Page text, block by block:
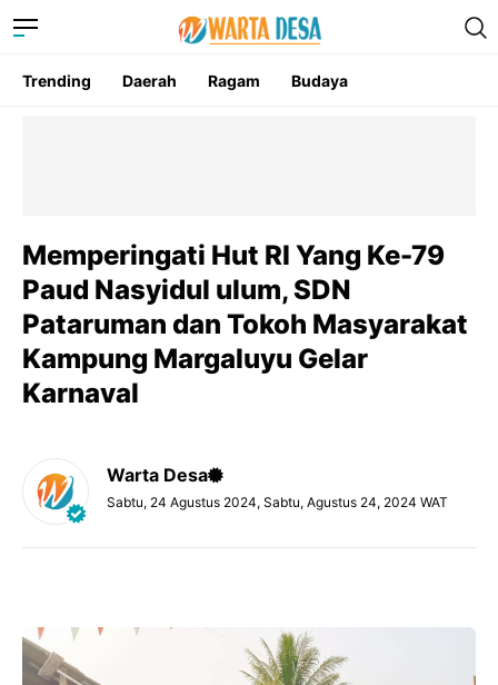
Trending Daerah Ragam Budaya
Memperingati Hut RI Yang Ke-79
Paud Nasyidul ulum, SDN
Pataruman dan Tokoh Masyarakat
Kampung Margaluyu Gelar
Karnaval
Warta Desa
Sabtu, 24 Agustus 2024, Sabtu, Agustus 24, 2024 WAT